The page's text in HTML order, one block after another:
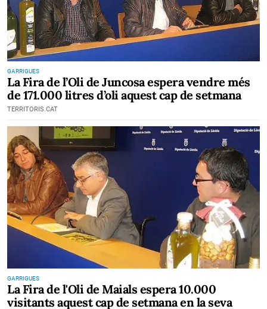
GARRIGUES
La Fira de l’Oli de Juncosa espera vendre més
de 171.000 litres d’oli aquest cap de setmana
TERRITORIS.CAT
GARRIGUES
La Fira de l'Oli de Maials espera 10.000
visitants aquest cap de setmana en la seva